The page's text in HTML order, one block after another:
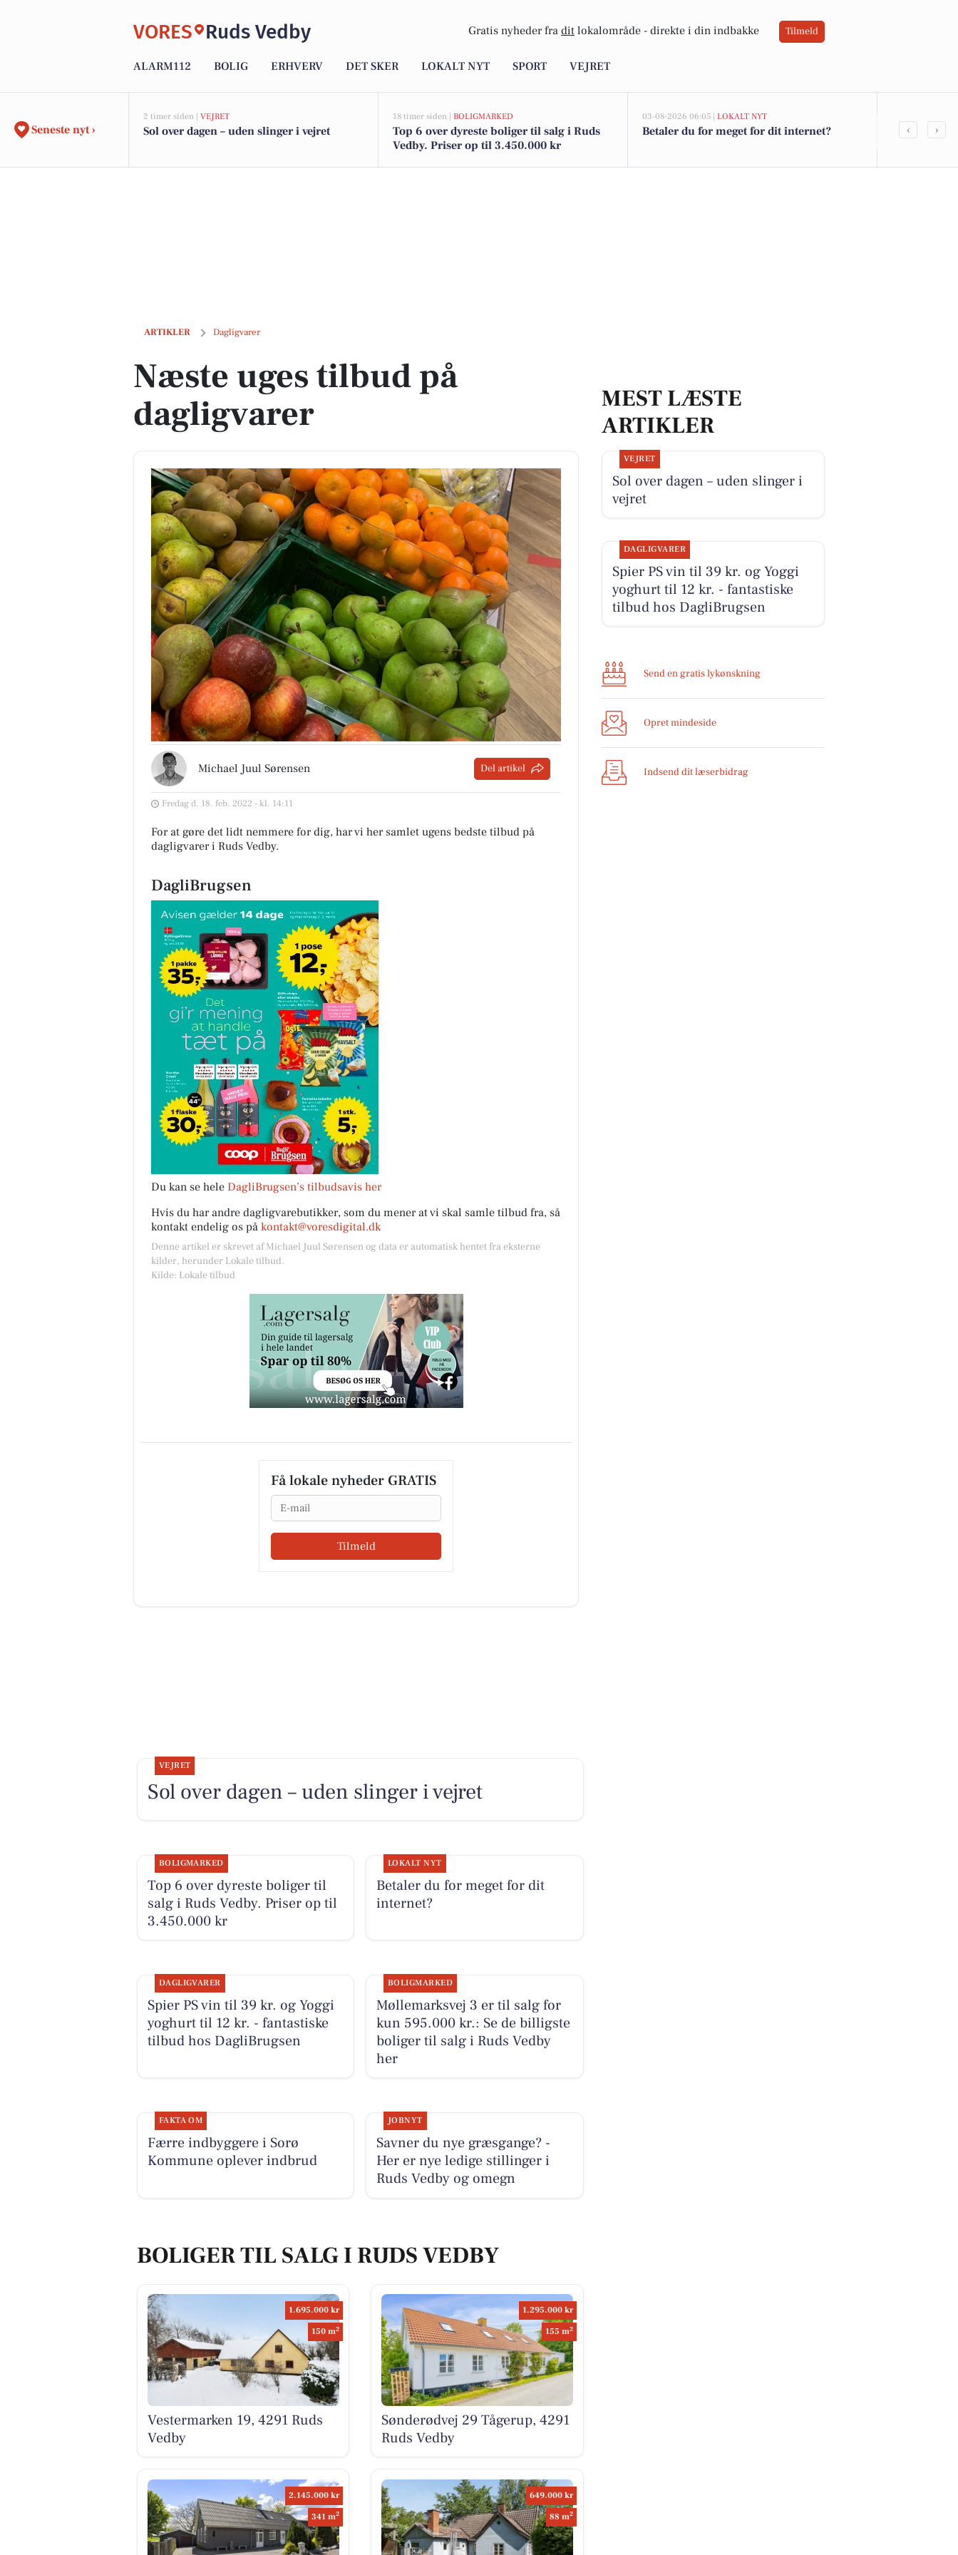
VORES Ruds Vedby Gratis nyheder fra dit lokalområde - direkte i din indbakke Tilmeld
ALARM112 BOLIG ERHVERV DET SKER LOKALT NYT SPORT VEJRET
Seneste nyt ›
2 timer siden | VEJRET
Sol over dagen – uden slinger i vejret
18 timer siden | BOLIGMARKED
Top 6 over dyreste boliger til salg i Ruds
Vedby. Priser op til 3.450.000 kr
03-08-2026 06:05 | LOKALT NYT
Betaler du for meget for dit internet?
Spier PS
‹ ›
ARTIKLER Dagligvarer
Næste uges tilbud på dagligvarer
Næste uges tilbud på
dagligvarer
Michael Juul Sørensen Del artikel
Fredag d. 18. feb. 2022 - kl. 14:11
For at gøre det lidt nemmere for dig, har vi her samlet ugens bedste tilbud på
dagligvarer i Ruds Vedby.
DagliBrugsen
Du kan se hele DagliBrugsen’s tilbudsavis her
Hvis du har andre dagligvarebutikker, som du mener at vi skal samle tilbud fra, så
kontakt endelig os på kontakt@voresdigital.dk
Denne artikel er skrevet af Michael Juul Sørensen og data er automatisk hentet fra eksterne
kilder, herunder Lokale tilbud.
Kilde: Lokale tilbud
Få lokale nyheder GRATIS
Email
Tilmeld
MEST LÆSTE
ARTIKLER
VEJRET
Sol over dagen – uden slinger i
vejret
DAGLIGVARER
Spier PS vin til 39 kr. og Yoggi
yoghurt til 12 kr. - fantastiske
tilbud hos DagliBrugsen
Send en gratis lykønskning
Opret mindeside
Indsend dit læserbidrag
VEJRET
Sol over dagen – uden slinger i vejret
BOLIGMARKED
Top 6 over dyreste boliger til
salg i Ruds Vedby. Priser op til
3.450.000 kr
LOKALT NYT
Betaler du for meget for dit
internet?
DAGLIGVARER
Spier PS vin til 39 kr. og Yoggi
yoghurt til 12 kr. - fantastiske
tilbud hos DagliBrugsen
BOLIGMARKED
Møllemarksvej 3 er til salg for
kun 595.000 kr.: Se de billigste
boliger til salg i Ruds Vedby
her
FAKTA OM
Færre indbyggere i Sorø
Kommune oplever indbrud
JOBNYT
Savner du nye græsgange? -
Her er nye ledige stillinger i
Ruds Vedby og omegn
BOLIGER TIL SALG I RUDS VEDBY
1.695.000 kr
150 m2
Vestermarken 19, 4291 Ruds
Vedby
1.295.000 kr
155 m2
Sønderødvej 29 Tågerup, 4291
Ruds Vedby
2.145.000 kr
341 m2
649.000 kr
88 m2